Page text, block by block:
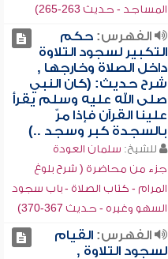
المساجد - حديث 263-265)
الفهرس:حكم
التكبير لسجود التلاوة
داخل الصلاة وخارجها ,
شرح حديث: (كان النبي
صلى الله عليه وسلم يقرأ
علينا القرآن فإذا مرّ
بالسجدة كبر وسجد ..)
للشيخ: سلمان العودة
جزء من محاضرة ( شرح بلوغ
المرام - كتاب الصلاة - باب سجود
السهو وغيره - حديث 367-370)
الفهرس:القيام
لسجود التلاوة ,